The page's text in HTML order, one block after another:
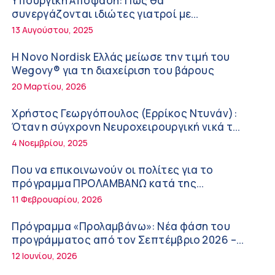
ΚΥ Σοφάδων
Πόσο μας επηρεάζει ο ύπνος με ανεμιστήρα
ή air-condition το καλοκαίρι
11:34 πμ
Randy Schekman, Νομπελίστας Ιατρικής:
«Σε πέντε χρόνια μπορεί να έχουμε
θεραπεία που αναστέλλει την εξέλιξη του
Πάρκινσον»
9:24 πμ
Αντώνης Βουκλαρής – «ΕΡΡΙΚΟΣ ΝΤΥΝΑΝ»
Πώς να προλάβετε και να αντιμετωπίσετε
τη διάρροια των ταξιδιωτών
Ευμενής Καραφυλλίδης (Metropolitan
General): Γιατί η διατροφή πρέπει να
καθοδηγείται από κλινικό διαιτολόγο;
συνεργάζονται ιδιώτες γιατροί με
νοσοκομεία του δημοσίου συστήματος
13 Αυγούστου, 2025
Η Novo Nordisk Ελλάς μείωσε την τιμή του
Wegovy® για τη διαχείριση του βάρους
20 Μαρτίου, 2026
Χρήστος Γεωργόπουλος (Ερρίκος Ντυνάν):
Όταν η σύγχρονη Νευροχειρουργική νικά το
φόβο!
4 Νοεμβρίου, 2025
Που να επικοινωνούν οι πολίτες για το
πρόγραμμα ΠΡΟΛΑΜΒΑΝΩ κατά της
παχυσαρκίας
11 Φεβρουαρίου, 2026
Πρόγραμμα «Προλαμβάνω»: Νέα φάση του
προγράμματος από τον Σεπτέμβριο 2026 –
Δωρεάν προληπτικές εξετάσεις έως το 2030
12 Ιουνίου, 2026